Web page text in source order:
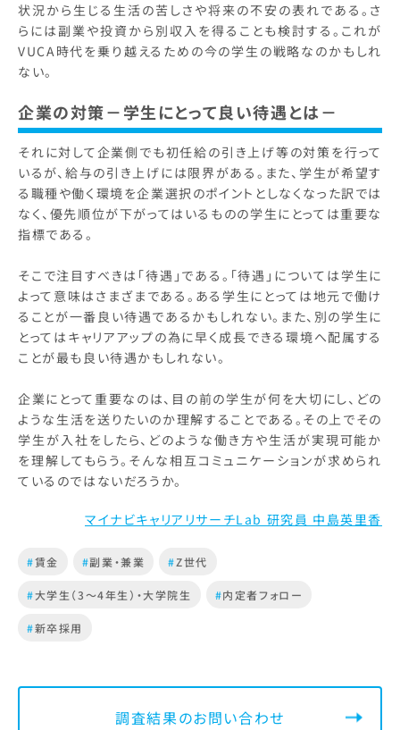
状況から生じる生活の苦しさや将来の不安の表れである。さ
らには副業や投資から別収入を得ることも検討する。これが
VUCA時代を乗り越えるための今の学生の戦略なのかもしれ
ない。
企業の対策－学生にとって良い待遇とは－
それに対して企業側でも初任給の引き上げ等の対策を行って
いるが、給与の引き上げには限界がある。また、学生が希望す
る職種や働く環境を企業選択のポイントとしなくなった訳では
なく、優先順位が下がってはいるものの学生にとっては重要な
指標である。
そこで注目すべきは「待遇」である。「待遇」については学生に
よって意味はさまざまである。ある学生にとっては地元で働け
ることが一番良い待遇であるかもしれない。また、別の学生に
とってはキャリアアップの為に早く成長できる環境へ配属する
ことが最も良い待遇かもしれない。
企業にとって重要なのは、目の前の学生が何を大切にし、どの
ような生活を送りたいのか理解することである。その上でその
学生が入社をしたら、どのような働き方や生活が実現可能か
を理解してもらう。そんな相互コミュニケーションが求められ
ているのではないだろうか。
マイナビキャリアリサーチLab 研究員 中島英里香
#賃金 #副業・兼業 #Z世代
#大学生（3～4年生）・大学院生 #内定者フォロー
#新卒採用
調査結果のお問い合わせ